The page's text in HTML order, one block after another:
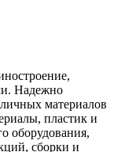
Надежно
материалов
пластик и
оборудования,
сборки и